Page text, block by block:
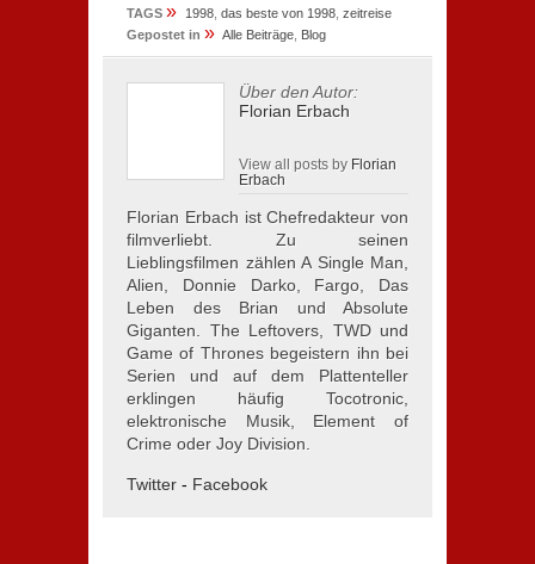
TAGS » 1998 das beste von 1998 zeitreise
Gepostet in » Alle Beiträge Blog
Über den Autor:
Florian Erbach
View all posts by Florian
Erbach
Florian Erbach ist Chefredakteur von
filmverliebt. Zu seinen
Lieblingsfilmen zählen A Single Man,
Alien, Donnie Darko, Fargo, Das
Leben des Brian und Absolute
Giganten. The Leftovers, TWD und
Game of Thrones begeistern ihn bei
Serien und auf dem Plattenteller
erklingen häufig Tocotronic,
elektronische Musik, Element of
Crime oder Joy Division.
Twitter - Facebook